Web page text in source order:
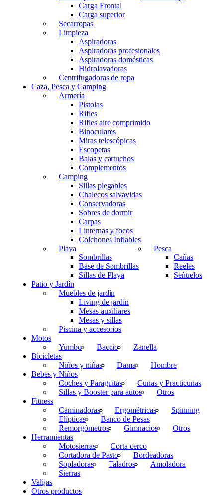
Carga Frontal
Carga superior
Secarropas
Limpieza
Aspiradoras
Aspiradoras profesionales
Aspiradoras domésticas
Hidrolavadoras
Centrifugadoras de ropa
Caza, Pesca y Camping
Armería
Pistolas
Rifles
Rifles aire comprimido
Binoculares
Miras telescópicas
Escopetas
Balas y cartuchos
Complementos
Camping
Sillas plegables
Chalecos salvavidas
Conservadoras
Sobres de dormir
Carpas
Linternas y focos
Colchones Inflables
Playa
Sombrillas
Base de Sombrillas
Sillas de Playa
Pesca
Cañas
Reeles
Señuelos
Patio y Jardín
Muebles de jardín
Living de jardín
Mesas auxiliares
Mesas y sillas
Piscina y accesorios
Motos
Yumbo
Baccio
Zanella
Bicicletas
Niños y niñas
Dama
Hombre
Bebes y Niños
Coches y Paraguitas
Cunas y Practicunas
Sillas y Booster para autos
Otros
Fitness
Caminadoras
Ergométricas
Spinning
Elípticas
Banco de Pesas
Remorgómetros
Gimnacios
Otros
Herramientas
Motosierras
Corta cerco
Cortadora de Pasto
Bordeadoras
Sopladoras
Taladros
Amoladora
Sierras
Valijas
Otros productos